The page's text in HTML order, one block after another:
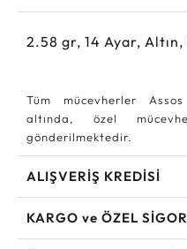
2.58 gr, 14 Ayar, Altın,
Tüm mücevherler
altında, özel
gönderilmektedir.
ALIŞVERİŞ KREDİSİ
KARGO ve ÖZEL